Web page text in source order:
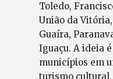
Toledo,
União da
Guaíra,
Iguaçu. A ideia
municípios em
turismo cultural,